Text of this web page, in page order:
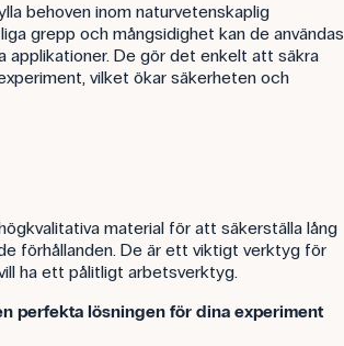
behoven inom naturvetenskaplig
grepp och mångsidighet kan de användas
applikationer. De gör det enkelt att säkra
vilket ökar säkerheten och
material för att säkerställa lång
förhållanden. De är ett viktigt verktyg för
ha ett pålitligt arbetsverktyg.
perfekta lösningen för dina experiment